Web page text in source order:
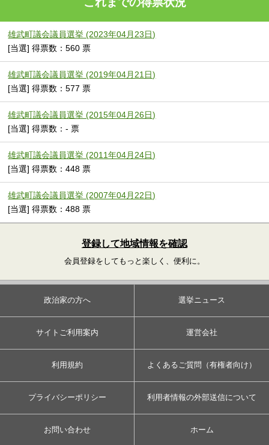
雄武町議会議員選挙 (2023年04月23日)
[当選] 得票数：560 票
雄武町議会議員選挙 (2019年04月21日)
[当選] 得票数：577 票
雄武町議会議員選挙 (2015年04月26日)
[当選] 得票数：- 票
雄武町議会議員選挙 (2011年04月24日)
[当選] 得票数：448 票
雄武町議会議員選挙 (2007年04月22日)
[当選] 得票数：488 票
登録して地域情報を確認
会員登録をしてもっと楽しく、便利に。
政治家の方へ 選挙ニュース
サイトご利用案内 運営会社
利用規約 よくあるご質問（有権者向け）
プライバシーポリシー 利用者情報の外部送信について
お問い合わせ ホーム